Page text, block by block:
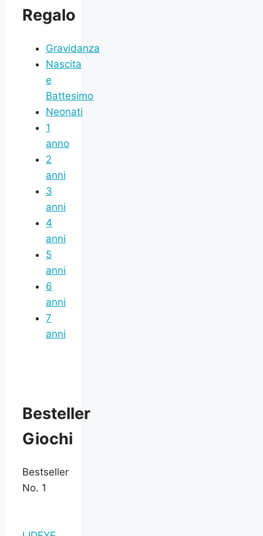
Regalo
Gravidanza
Nascita
e
Battesimo
Neonati
1
anno
2
anni
3
anni
4
anni
5
anni
6
anni
7
anni
Besteller
Giochi
Bestseller
No. 1